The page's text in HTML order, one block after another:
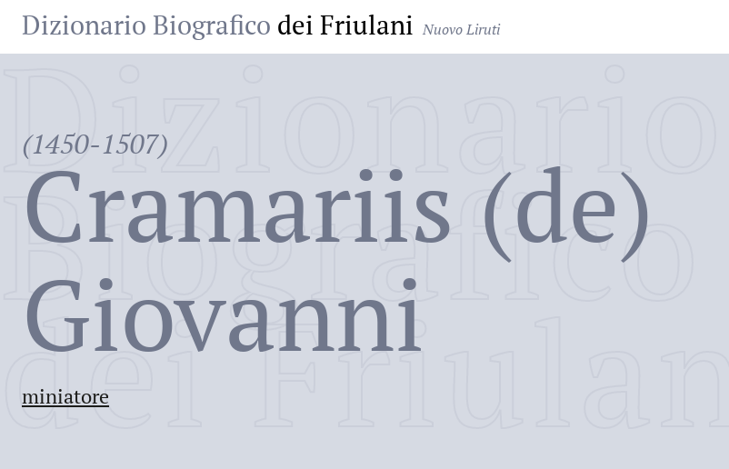
Dizionario Biografico dei Friulani Nuovo Liruti
(1450-1507)
Cramariis (de)
Giovanni
miniatore
Dizionario
Biografico
dei Friulani